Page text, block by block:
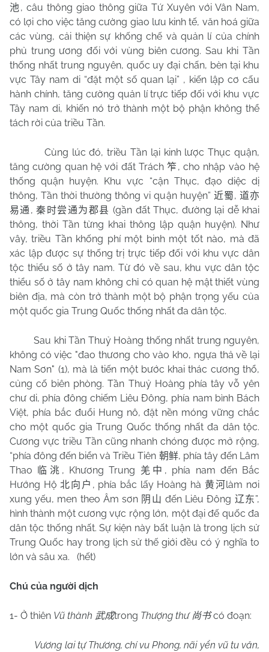
池, câu thông giao thông giữa Tứ Xuyên với Vân Nam,
có lợi cho việc tăng cường giao lưu kinh tế, văn hoá giữa
các vùng, cải thiện sự khống chế và quản lí của chính
phủ trung ương đối với vùng biên cương. Sau khi Tần
thống nhất trung nguyên, quốc uy đại chấn, bèn tại khu
vực Tây nam di “đặt một số quan lại” , kiến lập cơ cấu
hành chính, tăng cường quản lí trực tiếp đối với khu vực
Tây nam di, khiến nó trở thành một bộ phận không thể
tách rời của triều Tần.
Cùng lúc đó, triều Tần lại kinh lược Thục quận,
tăng cường quan hệ với đất Trách笮, cho nhập vào hệ
thống quận huyện. Khu vực “cận Thục, đạo diệc dị
thông, Tần thời thường thông vi quận huyện” 近蜀, 道亦
易通 ,秦时尝通为郡县 (gần đất Thục, đường lại dễ khai
thông, thời Tần từng khai thông lập quận huyện). Như
vây, triều Tần khống phí một binh một tốt nào, mà đã
xác lập được sự thống trị trực tiếp đối với khu vực dân
tộc thiểu số ở tây nam. Từ đó về sau, khu vực dân tộc
thiểu số ở tây nam không chỉ có quan hệ mật thiết vùng
biên địa, mà còn trở thành một bộ phận trọng yếu của
một quốc gia Trung Quốc thống nhất đa dân tộc.
Sau khi Tần Thuỷ Hoàng thống nhất trung nguyên,
không có việc "đao thương cho vào kho, ngựa thả về lại
Nam Sơn" (1), mà là tiến một bước khai thác cương thổ,
củng cố biên phòng. Tần Thuỷ Hoàng phía tây vỗ yên
chư di, phía đông chiếm Liêu Đông, phía nam bình Bách
Việt, phía bắc đuổi Hung nô, đặt nền móng vững chắc
cho một quốc gia Trung Quốc thống nhất đa dân tộc.
Cương vực triều Tần cũng nhanh chóng được mở rộng,
“phía đông đến biển và Triều Tiên 朝鲜, phía tây đến Lâm
Thao
临洮 , Khương Trung 羌中 , phía nam đến Bắc
Hướng Hộ北向户 , phía bắc lấy Hoàng hà 黄河làm nơi
xung yếu, men theo Âm sơn 阴山 đến Liêu Đông 辽东”,
hình thành một cương vực rộng lớn, một đại đế quốc đa
dân tộc thống nhất. Sự kiện này bất luận là trong lịch sử
Trung Quốc hay trong lịch sử thế giới đều có ý nghĩa to
lớn và sâu xa.
(hết)
Chú của người dịch
1- Ở thiên Vũ thành 武成trong Thượng thư 尚书có đoạn:
Vương lai tự Thương, chí vu Phong, nãi yển vũ tu văn,